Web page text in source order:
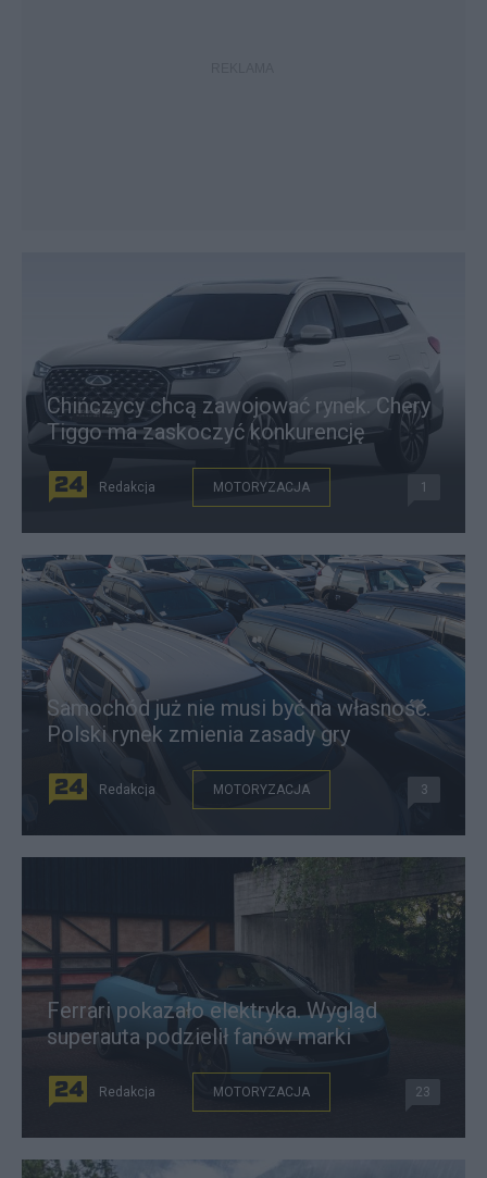
Chińczycy chcą zawojować rynek. Chery
Tiggo ma zaskoczyć konkurencję
Redakcja MOTORYZACJA 1
Samochód już nie musi być na własność.
Polski rynek zmienia zasady gry
Redakcja MOTORYZACJA 3
Ferrari pokazało elektryka. Wygląd
superauta podzielił fanów marki
Redakcja MOTORYZACJA 23